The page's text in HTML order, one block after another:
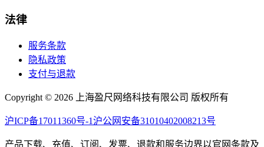
法律
服务条款
隐私政策
支付与退款
Copyright © 2026 上海盈尺网络科技有限公司 版权所有
沪ICP备17011360号-1沪公网安备31010402008213号
产品下载、充值、订阅、发票、退款和服务边界以官网条款及